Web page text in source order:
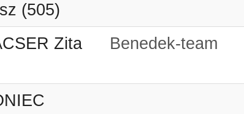
(505)
Zita
Benedek-team